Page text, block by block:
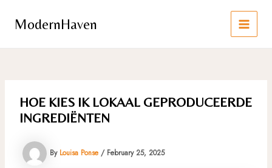
contentModernHaven
MAIN
HOE KIES IK LOKAAL GEPRODUCEERDE
INGREDIËNTEN
By Louisa Ponse / February 25, 2025